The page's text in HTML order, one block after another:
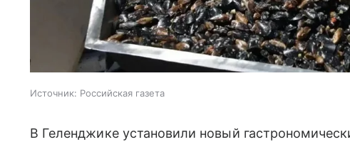
Источник: Российская газета
В Геленджике установили новый